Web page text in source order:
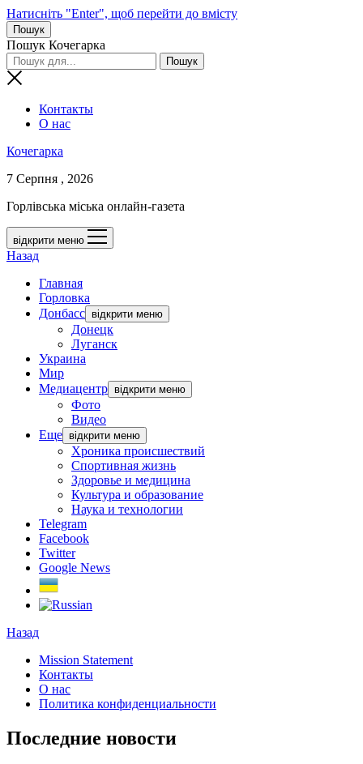
Натисніть "Enter", щоб перейти до вмісту
Пошук
Пошук Кочегарка
Контакты
О нас
Кочегарка
7 Серпня , 2026
Горлівська міська онлайн-газета
відкрити меню
Назад
Главная
Горловка
Донбасс відкрити меню
Донецк
Луганск
Украина
Мир
Медиацентр відкрити меню
Фото
Видео
Еще відкрити меню
Хроника происшествий
Спортивная жизнь
Здоровье и медицина
Культура и образование
Наука и технологии
Telegram
Facebook
Twitter
Google News
Назад
Mission Statement
Контакты
О нас
Политика конфиденциальности
Последние новости